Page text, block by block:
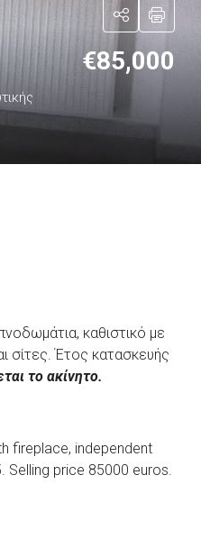
€85,000
καθιστικό με
σίτες. Έτος κατασκευής
το ακίνητο.
fireplace, independent
Selling price 85000 euros.